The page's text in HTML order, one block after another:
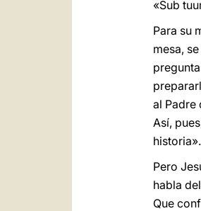
«Sub
Para su
mesa,
al Padre
Así,
historia».
Pero
habla
Que